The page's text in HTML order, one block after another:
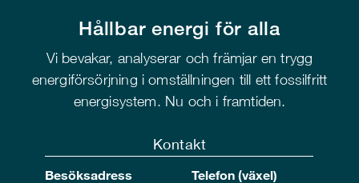
Hållbar energi för alla
Vi bevakar, analyserar och främjar en trygg
energiförsörjning i omställningen till ett fossilfritt
energisystem. Nu och i framtiden.
Kontakt
Besöksadress
Telefon (växel)